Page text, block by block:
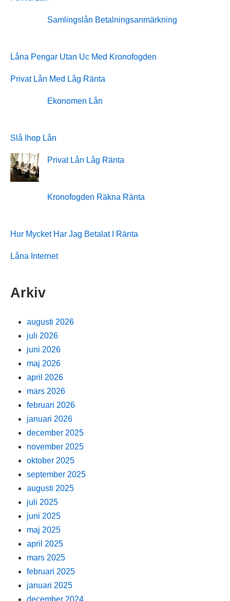
Samlingslån Betalningsanmärkning
Låna Pengar Utan Uc Med Kronofogden
Privat Lån Med Låg Ränta
Ekonomen Lån
Slå Ihop Lån
Privat Lån Låg Ränta
Kronofogden Räkna Ränta
Hur Mycket Har Jag Betalat I Ränta
Låna Internet
Arkiv
augusti 2026
juli 2026
juni 2026
maj 2026
april 2026
mars 2026
februari 2026
januari 2026
december 2025
november 2025
oktober 2025
september 2025
augusti 2025
juli 2025
juni 2025
maj 2025
april 2025
mars 2025
februari 2025
januari 2025
december 2024